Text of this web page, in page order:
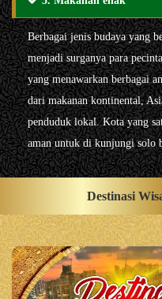
Berbagai jenis budaya yang
menjadi surganya para
yang menawarkan berbagai
dari makanan kontinental,
penduduk lokal. Kota yang
aman untuk di kunjungi solo
Destinasi